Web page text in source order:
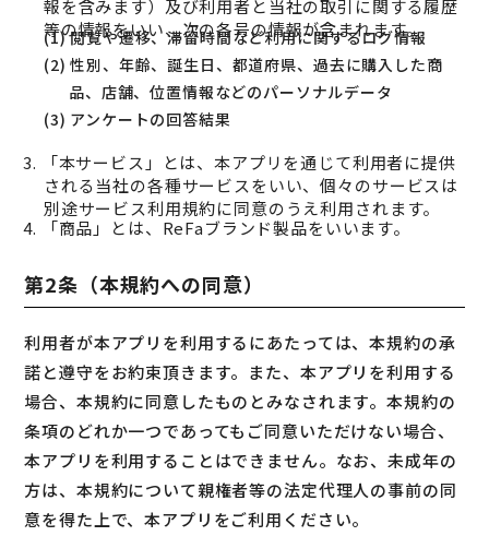
報を含みます）及び利用者と当社の取引に関する履歴
等の情報をいい、次の各号の情報が含まれます。
(1) 閲覧や遷移、滞留時間など利用に関するログ情報
(2) 性別、年齢、誕生日、都道府県、過去に購入した商
品、店舗、位置情報などのパーソナルデータ
(3) アンケートの回答結果
3. 「本サービス」とは、本アプリを通じて利用者に提供
される当社の各種サービスをいい、個々のサービスは
別途サービス利用規約に同意のうえ利用されます。
4. 「商品」とは、ReFaブランド製品をいいます。
第2条（本規約への同意）
利用者が本アプリを利用するにあたっては、本規約の承
諾と遵守をお約束頂きます。また、本アプリを利用する
場合、本規約に同意したものとみなされます。本規約の
条項のどれか一つであってもご同意いただけない場合、
本アプリを利用することはできません。なお、未成年の
方は、本規約について親権者等の法定代理人の事前の同
意を得た上で、本アプリをご利用ください。